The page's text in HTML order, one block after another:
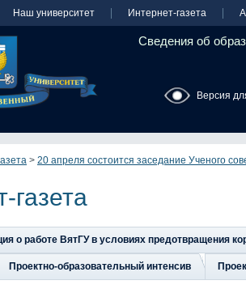
Наш университет Интернет-газета
Сведения об
Версия
> 20 апреля состоится заседание Ученого
газета
о работе ВятГУ в условиях предотвращения
Проектно-образовательный интенсив